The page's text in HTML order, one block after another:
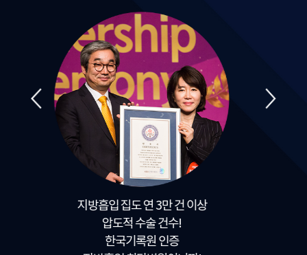
압도적 경험과 노하우
복부/허리/골반
전담의가 있으니까!